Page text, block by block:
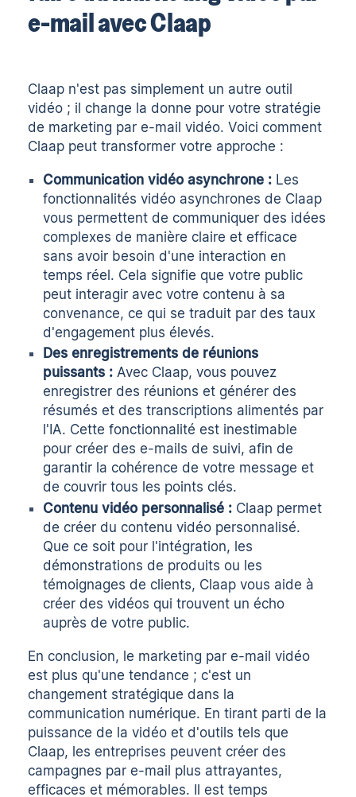
e-mail avec Claap
Claap n'est pas simplement un autre outil
vidéo ; il change la donne pour votre stratégie
de marketing par e-mail vidéo. Voici comment
Claap peut transformer votre approche :
Communication vidéo asynchrone : Les
fonctionnalités vidéo asynchrones de Claap
vous permettent de communiquer des idées
complexes de manière claire et efficace
sans avoir besoin d'une interaction en
temps réel. Cela signifie que votre public
peut interagir avec votre contenu à sa
convenance, ce qui se traduit par des taux
d'engagement plus élevés.
Des enregistrements de réunions
puissants : Avec Claap, vous pouvez
enregistrer des réunions et générer des
résumés et des transcriptions alimentés par
l'IA. Cette fonctionnalité est inestimable
pour créer des e-mails de suivi, afin de
garantir la cohérence de votre message et
de couvrir tous les points clés.
Contenu vidéo personnalisé : Claap permet
de créer du contenu vidéo personnalisé.
Que ce soit pour l'intégration, les
démonstrations de produits ou les
témoignages de clients, Claap vous aide à
créer des vidéos qui trouvent un écho
auprès de votre public.
En conclusion, le marketing par e-mail vidéo
est plus qu'une tendance ; c'est un
changement stratégique dans la
communication numérique. En tirant parti de la
puissance de la vidéo et d'outils tels que
Claap, les entreprises peuvent créer des
campagnes par e-mail plus attrayantes,
efficaces et mémorables. Il est temps